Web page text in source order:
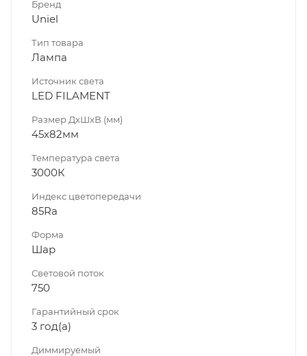
Бренд
Uniel
Тип товара
Лампа
Источник света
LED FILAMENT
Размер ДхШхВ (мм)
45х82мм
Температура света
3000К
Индекс цветопередачи
85Ra
Форма
Шар
Световой поток
750
Гарантийный срок
3 год(а)
Диммируeмый